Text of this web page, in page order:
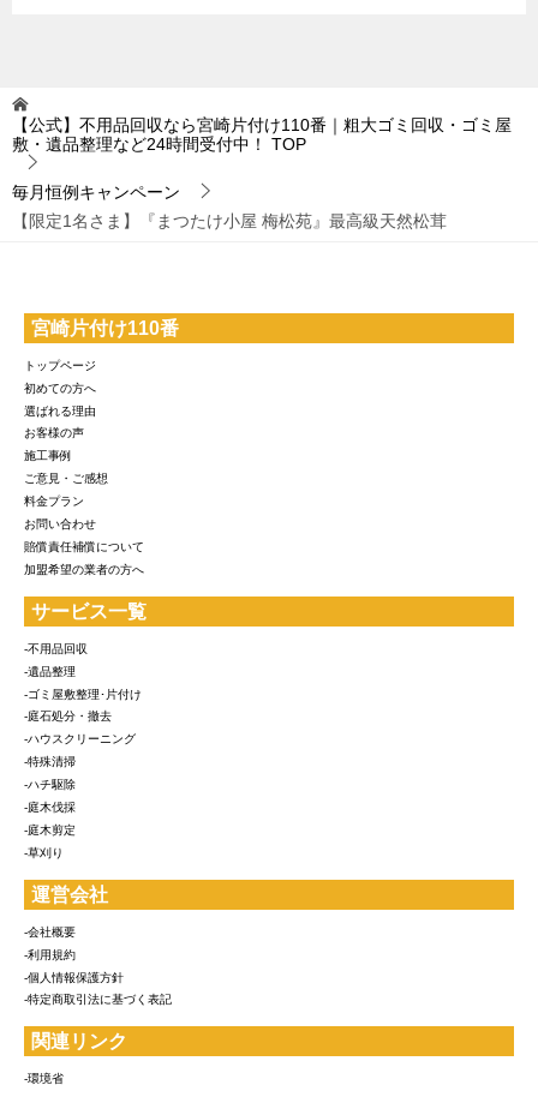
【公式】不用品回収なら宮崎片付け110番｜粗大ゴミ回収・ゴミ屋
敷・遺品整理など24時間受付中！
TOP
毎月恒例キャンペーン
【限定1名さま】『まつたけ小屋 梅松苑』最高級天然松茸
宮崎片付け110番
トップページ
初めての方へ
選ばれる理由
お客様の声
施工事例
ご意見・ご感想
料金プラン
お問い合わせ
賠償責任補償について
加盟希望の業者の方へ
サービス一覧
-不用品回収
-遺品整理
-ゴミ屋敷整理･片付け
-庭石処分・撤去
-ハウスクリーニング
-特殊清掃
-ハチ駆除
-庭木伐採
-庭木剪定
-草刈り
運営会社
-会社概要
-利用規約
-個人情報保護方針
-特定商取引法に基づく表記
関連リンク
-環境省